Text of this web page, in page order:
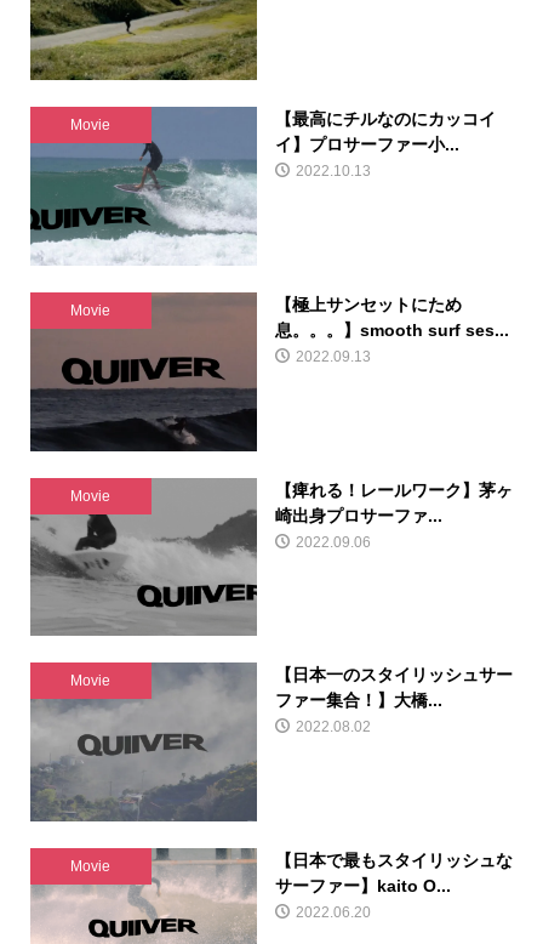
Movie
【最高にチルなのにカッコイ
イ】プロサーファー小...
2022.10.13
Movie
【極上サンセットにため
息。。。】smooth surf ses...
2022.09.13
Movie
【痺れる！レールワーク】茅ヶ
崎出身プロサーファ...
2022.09.06
Movie
【日本一のスタイリッシュサー
ファー集合！】大橋...
2022.08.02
Movie
【日本で最もスタイリッシュな
サーファー】kaito O...
2022.06.20